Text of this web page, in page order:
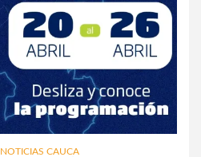
NOTICIAS CAUCA